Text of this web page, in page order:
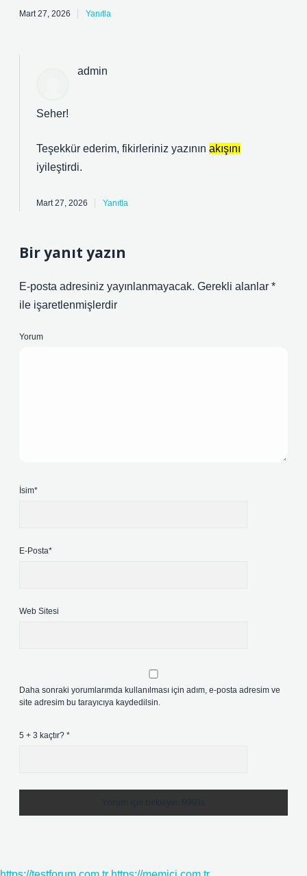
Mart 27, 2026 Yanıtla
admin
Seher!
Teşekkür ederim, fikirleriniz yazının akışını
iyileştirdi.
Mart 27, 2026 Yanıtla
Bir yanıt yazın
E-posta adresiniz yayınlanmayacak. Gerekli alanlar *
ile işaretlenmişlerdir
Yorum
İsim*
E-Posta*
Web Sitesi
Daha sonraki yorumlarımda kullanılması için adım, e-posta adresim ve
site adresim bu tarayıcıya kaydedilsin.
5 + 3 kaçtır? *